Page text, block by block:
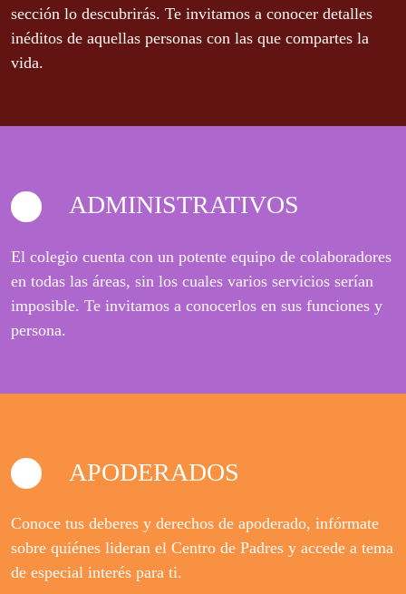
sección lo descubrirás. Te invitamos a conocer detalles
inéditos de aquellas personas con las que compartes la
vida.
ADMINISTRATIVOS
El colegio cuenta con un potente equipo de colaboradores
en todas las áreas, sin los cuales varios servicios serían
imposible. Te invitamos a conocerlos en sus funciones y
persona.
APODERADOS
Conoce tus deberes y derechos de apoderado, infórmate
sobre quiénes lideran el Centro de Padres y accede a tema
de especial interés para ti.